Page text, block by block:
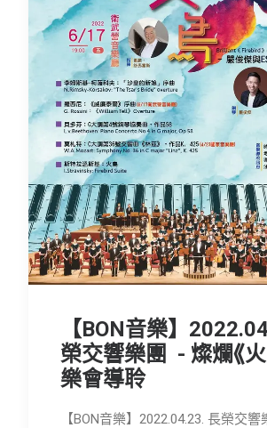
【BON音樂】
榮交響樂團 - 燦爛⟪
樂會導聆
【BON音樂】2022.04.23. 長榮交